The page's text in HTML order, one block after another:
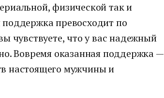
физической так и
превосходит по
чувствуете, что у вас надежный
Вовремя оказанная поддержка —
настоящего мужчины и